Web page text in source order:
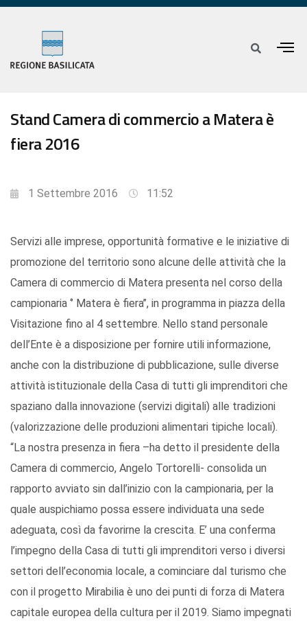
Stand Camera di commercio a Matera è
fiera 2016
1 Settembre 2016 11:52
Servizi alle imprese, opportunità formative e le iniziative di
promozione del territorio sono alcune delle attività che la
Camera di commercio di Matera presenta nel corso della
campionaria ‘’ Matera è fiera’’, in programma in piazza della
Visitazione fino al 4 settembre. Nello stand personale
dell’Ente è a disposizione per fornire utili informazione,
anche con la distribuzione di pubblicazione, sulle diverse
attività istituzionale della Casa di tutti gli imprenditori che
spaziano dalla innovazione (servizi digitali) alle tradizioni
(valorizzazione delle produzioni alimentari tipiche locali).
“La nostra presenza in fiera –ha detto il presidente della
Camera di commercio, Angelo Tortorelli- consolida un
rapporto avviato sin dall’inizio con la campionaria, per la
quale auspichiamo possa essere individuata una sede
adeguata, così da favorirne la crescita. E’ una conferma
l’impegno della Casa di tutti gli imprenditori verso i diversi
settori dell’economia locale, a cominciare dal turismo che
con il progetto Mirabilia è uno dei punti di forza di Matera
capitale europea della cultura per il 2019. Siamo impegnati